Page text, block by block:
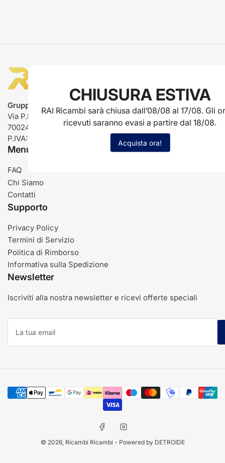
Gruppo Rai ricambi
Via P.L. Nervi, 66
70024 Gravina in Puglia (BA)
P.IVA: IT03485840726
Menu
FAQ
Chi Siamo
Contatti
Supporto
Privacy Policy
Termini di Servizio
Politica di Rimborso
Informativa sulla Spedizione
Newsletter
Iscriviti alla nostra newsletter e ricevi offerte speciali
La
tua
Modalità
di
pagamento
FacebookInstagram
© 2026, Ricambi Ricambi - Powered by DETROIDE
CHIUSURA ESTIVA
RAI Ricambi sarà chiusa dall’08/08 al 17/08. Gli
ricevuti saranno evasi a partire dal 18/08.
Acquista ora!